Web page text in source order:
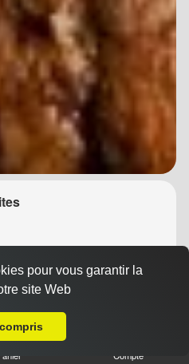
Compte
pour vous garantir la
site Web